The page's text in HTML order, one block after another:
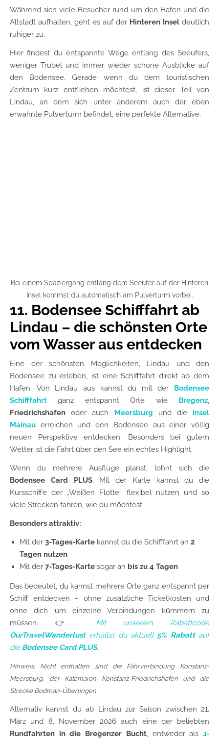
Während sich viele Besucher rund um den Hafen und die
Altstadt aufhalten, geht es auf der Hinteren Insel deutlich
ruhiger zu.
Hier findest du entspannte Wege entlang des Seeufers,
weniger Trubel und immer wieder schöne Ausblicke auf
den Bodensee. Gerade wenn du dem touristischen
Zentrum kurz entfliehen möchtest, ist dieser Teil von
Lindau, an dem sich unter anderem auch der eben
erwähnte Pulverturm befindet, eine perfekte Alternative.
Bei einem Spaziergang entlang dem Seeufer auf der Hinteren
Insel kommst du automatisch am Pulverturm vorbei.
11. Bodensee Schifffahrt ab
Lindau – die schönsten Orte
vom Wasser aus entdecken
Eine der schönsten Möglichkeiten, Lindau und den
Bodensee zu erleben, ist eine Schifffahrt direkt ab dem
Hafen. Von Lindau aus kannst du mit der Bodensee
Schifffahrt ganz entspannt Orte wie Bregenz
Friedrichshafen oder auch Meersburg und die Insel
Mainau erreichen und den Bodensee aus einer völlig
neuen Perspektive entdecken. Besonders bei gutem
Wetter ist die Fahrt über den See ein echtes Highlight.
Wenn du mehrere Ausflüge planst, lohnt sich die
Bodensee Card
PLUS. Mit der Karte kannst du die
Kursschiffe der „Weißen Flotte“ flexibel nutzen und so
viele Strecken fahren, wie du möchtest.
Besonders attraktiv:
Mit der 3-Tages-Karte kannst du die Schifffahrt an 2
Tagen nutzen
Mit der 7-Tages-Karte sogar an bis zu 4 Tagen
Das bedeutet, du kannst mehrere Orte ganz entspannt per
Schiff entdecken – ohne zusätzliche Ticketkosten und
ohne dich um einzelne Verbindungen kümmern zu
müssen. 👉 Mit unserem Rabattcode
OurTravelWanderlusterhältst du aktuell 5% Rabatt auf
die Bodensee Card PLUS.
Hinweis: Nicht enthalten sind die Fährverbindung Konstanz-
Meersburg, der Katamaran Konstanz-Friedrichshafen und die
Strecke Bodman-Überlingen.
Alternativ kannst du ab Lindau zur Saison zwischen 21.
März und 8. November 2026 auch eine der beliebten
Rundfahrten in die Bregenzer Bucht, entweder als 1-